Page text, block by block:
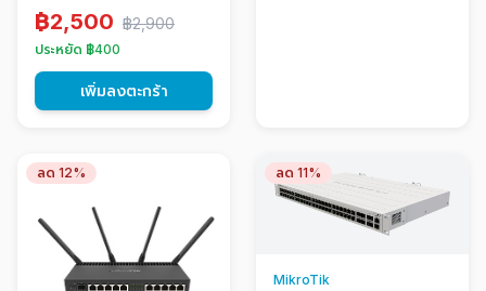
฿2,500 ฿2,900
ประหยัด ฿400
เพิ่มลงตะกร้า
ลด 12% ลด 11%
MikroTik